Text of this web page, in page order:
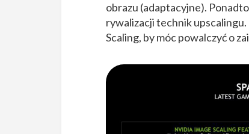
obrazu (adaptacyjne).
rywalizacji technik
Scaling, by móc powalczyć o